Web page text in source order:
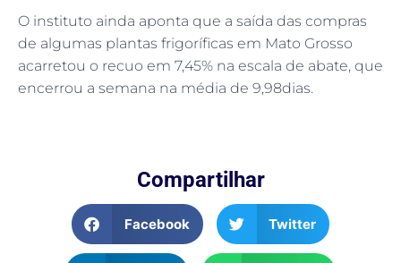
O instituto ainda aponta que a saída das compras
de algumas plantas frigoríficas em Mato Grosso
acarretou o recuo em 7,45% na escala de abate, que
encerrou a semana na média de 9,98dias.
Compartilhar
Facebook Twitter